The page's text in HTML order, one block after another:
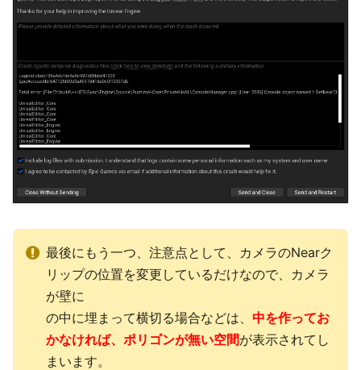
最後にもう一つ、注意点として、カメラのNearク
リップの位置を変更しているだけなので、カメラ
が壁に
の中に埋まって横切る場合などは、 中を作ってお
かなければ、ポリゴンが無い空間が表示されてし
まいます。